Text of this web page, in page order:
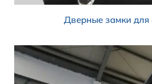
Дверные замки для